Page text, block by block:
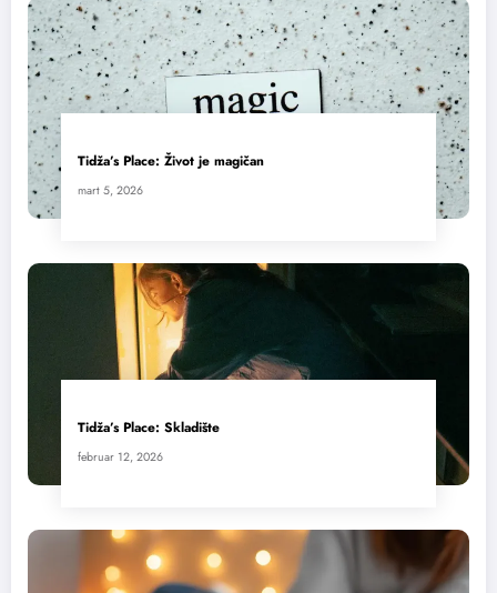
Tidža’s Place: Život je magičan
mart 5, 2026
Tidža’s Place: Skladište
februar 12, 2026